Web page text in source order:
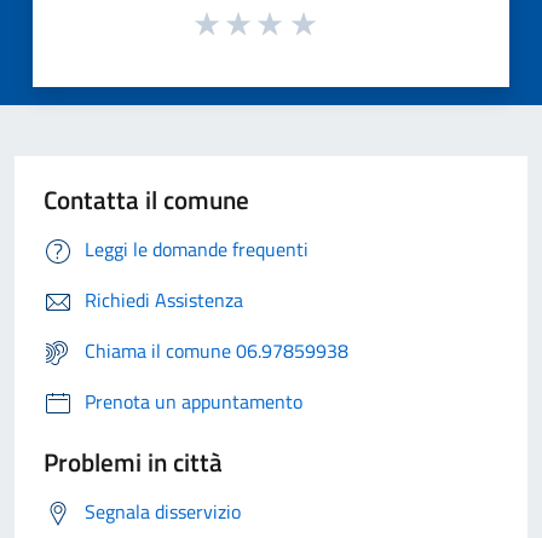
Contatta il comune
Leggi le domande frequenti
Richiedi Assistenza
Chiama il comune 06.97859938
Prenota un appuntamento
Problemi in città
Segnala disservizio